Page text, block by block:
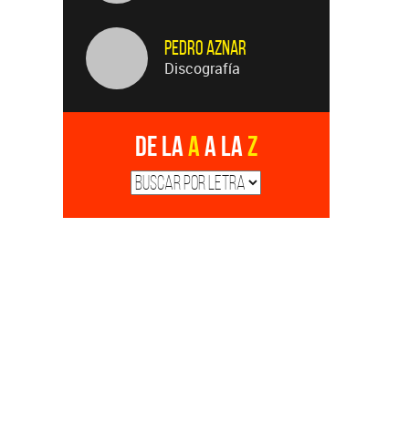
Pedro Aznar
Discografía
De laAa laZ